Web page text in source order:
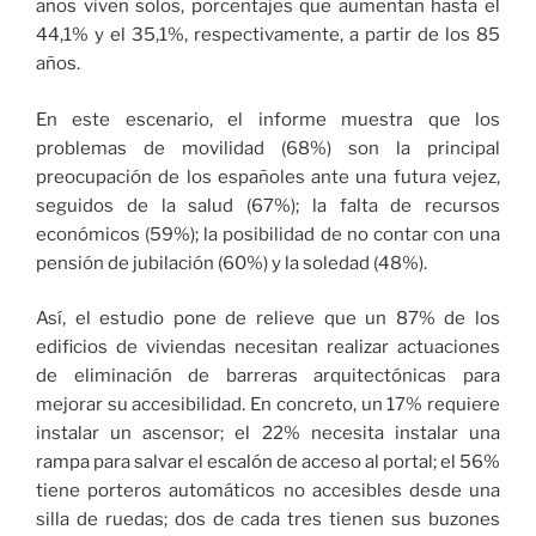
años viven solos, porcentajes que aumentan hasta el
44,1% y el 35,1%, respectivamente, a partir de los 85
años.
En este escenario, el informe muestra que los
problemas de movilidad (68%) son la principal
preocupación de los españoles ante una futura vejez,
seguidos de la salud (67%); la falta de recursos
económicos (59%); la posibilidad de no contar con una
pensión de jubilación (60%) y la soledad (48%).
Así, el estudio pone de relieve que un 87% de los
edificios de viviendas necesitan realizar actuaciones
de eliminación de barreras arquitectónicas para
mejorar su accesibilidad. En concreto, un 17% requiere
instalar un ascensor; el 22% necesita instalar una
rampa para salvar el escalón de acceso al portal; el 56%
tiene porteros automáticos no accesibles desde una
silla de ruedas; dos de cada tres tienen sus buzones